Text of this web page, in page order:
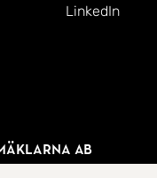
LinkedIn
AB